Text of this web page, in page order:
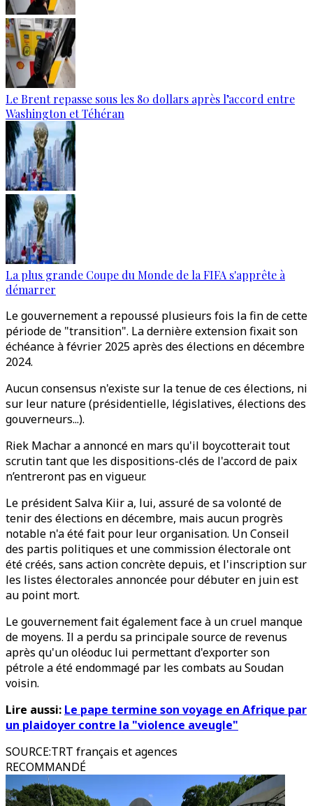
Le Brent repasse sous les 80 dollars après l’accord entre
Washington et Téhéran
La plus grande Coupe du Monde de la FIFA s'apprête à
démarrer
Le gouvernement a repoussé plusieurs fois la fin de cette
période de "transition". La dernière extension fixait son
échéance à février 2025 après des élections en décembre
2024.
Aucun consensus n'existe sur la tenue de ces élections, ni
sur leur nature (présidentielle, législatives, élections des
gouverneurs...).
Riek Machar a annoncé en mars qu'il boycotterait tout
scrutin tant que les dispositions-clés de l'accord de paix
n’entreront pas en vigueur.
Le président Salva Kiir a, lui, assuré de sa volonté de
tenir des élections en décembre, mais aucun progrès
notable n'a été fait pour leur organisation. Un Conseil
des partis politiques et une commission électorale ont
été créés, sans action concrète depuis, et l'inscription sur
les listes électorales annoncée pour débuter en juin est
au point mort.
Le gouvernement fait également face à un cruel manque
de moyens. Il a perdu sa principale source de revenus
après qu'un oléoduc lui permettant d'exporter son
pétrole a été endommagé par les combats au Soudan
voisin.
Lire aussi: Le pape termine son voyage en Afrique par
un plaidoyer contre la "violence aveugle"
SOURCE:TRT français et agences
RECOMMANDÉ